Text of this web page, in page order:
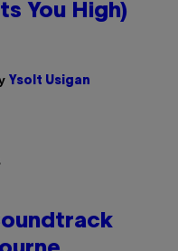
You High)
Ysolt Usigan